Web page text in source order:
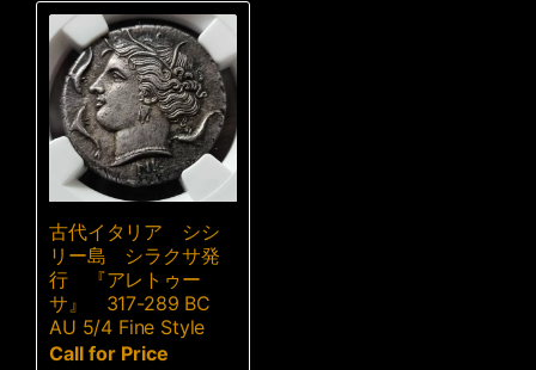
古代イタリア シシ
リー島 シラクサ発
行 『アレトゥー
サ』 317-289 BC
AU 5/4 Fine Style
Call for Price